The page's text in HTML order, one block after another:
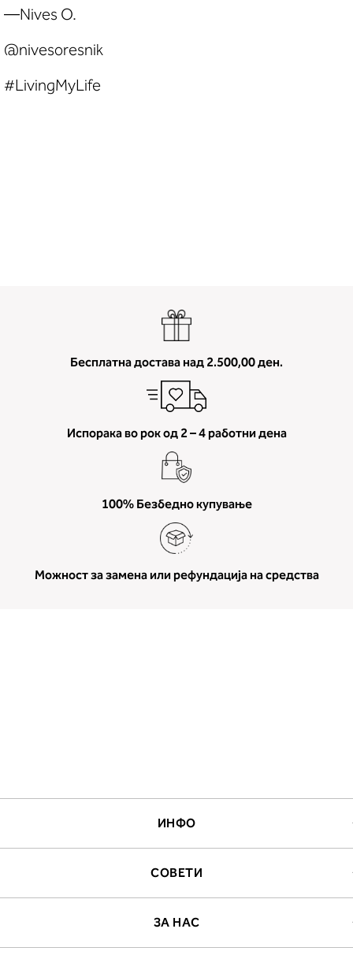
—Nives O.
@nivesoresnik
#LivingMyLife
Бесплатна достава над 2.500,00 ден.
Испорака во рок од 2 – 4 работни дена
100% Безбедно купување
Можност за замена или рефундација на средства
ИНФО
СОВЕТИ
ЗА НАС